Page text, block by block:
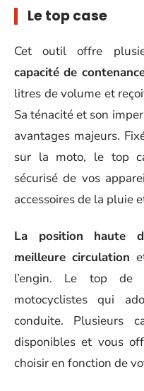
Le top case
Cet outil offre
capacité de
litres de volume et
Sa ténacité et son
avantages majeurs.
sur la moto, le top
sécurisé de vos
accessoires de la pluie
La position haute
meilleure circulation
l’engin. Le top
motocyclistes qui
conduite. Plusieurs
disponibles et vous
choisir en fonction de